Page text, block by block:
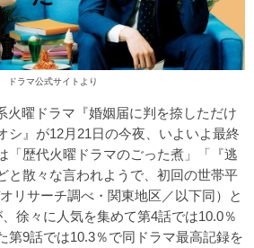
ドラマ公式サイトより
曜ドラマ『婚姻届に判を捺しただけ
シ』が12月21日の今夜、いよいよ最終
「歴代火曜ドラマのごった煮」「『逃
と散々な言われようで、初回の世帯平
リサーチ調べ・関東地区／以下同）と
徐々に人気を集めて第4話では10.0％
第9話では10.3％で同ドラマ最高記録を